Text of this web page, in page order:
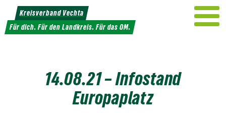
Weiter
zum
Inhalt
Kreisverband Vechta
Für dich. Für den Landkreis. Für das OM.
14.08.21 – Infostand
Europaplatz